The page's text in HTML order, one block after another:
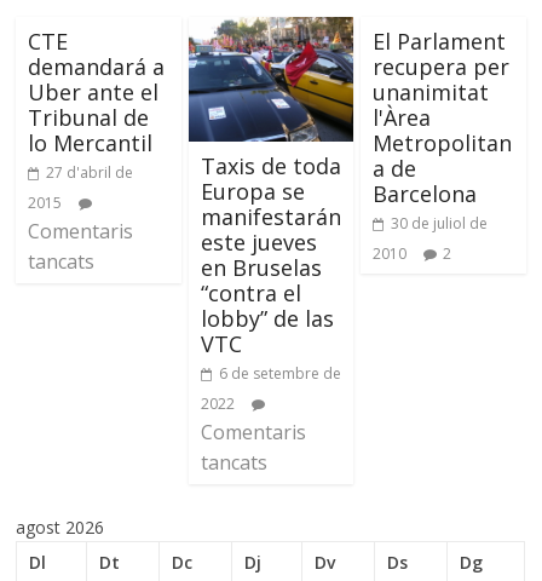
CTE
demandará a
Uber ante el
Tribunal de
lo Mercantil
27 d'abril de
2015
Comentaris
tancats
Taxis de toda
Europa se
manifestarán
este jueves
en Bruselas
“contra el
lobby” de las
VTC
6 de setembre de
2022
Comentaris
tancats
El Parlament
recupera per
unanimitat
l'Àrea
Metropolitan
a de
Barcelona
30 de juliol de
2010
2
agost 2026
Dl
Dt Dc Dj Dv Ds
Dg